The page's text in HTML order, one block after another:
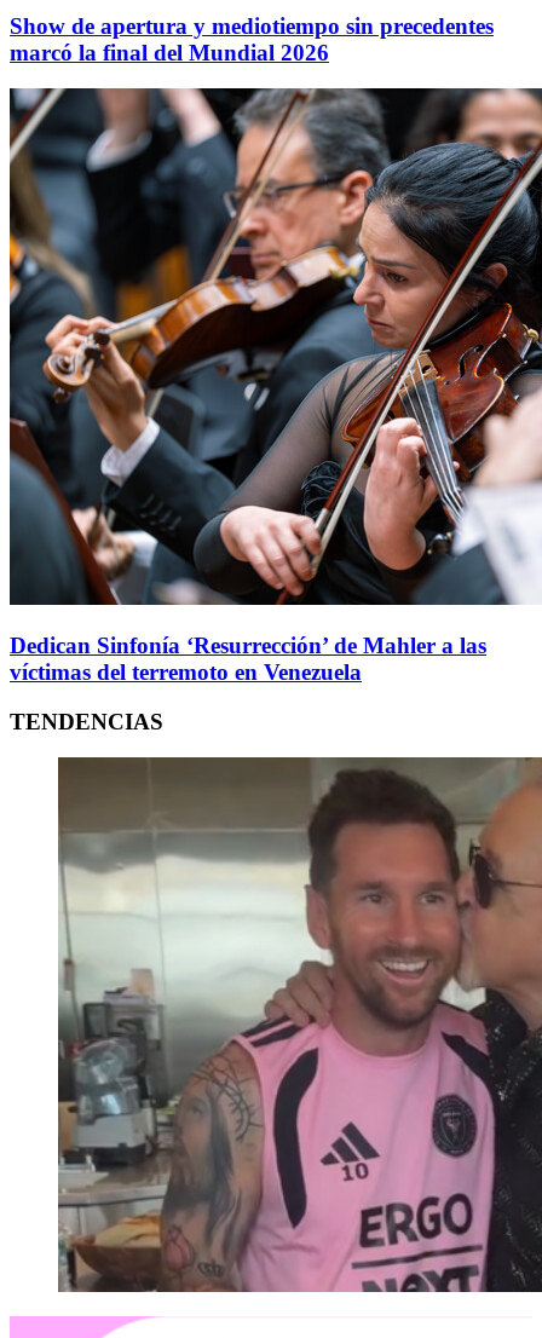
Show de apertura y mediotiempo sin precedentes
marcó la final del Mundial 2026
Dedican Sinfonía ‘Resurrección’ de Mahler a las
víctimas del terremoto en Venezuela
TENDENCIAS